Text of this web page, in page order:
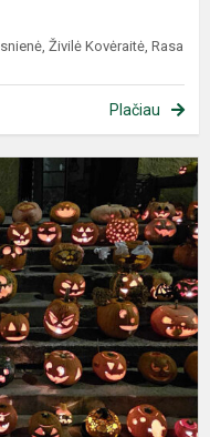
Živilė Kovėraitė, Rasa
Plačiau